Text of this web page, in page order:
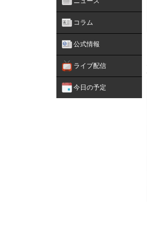
コラム
公式情報
ライブ配信
今日の予定